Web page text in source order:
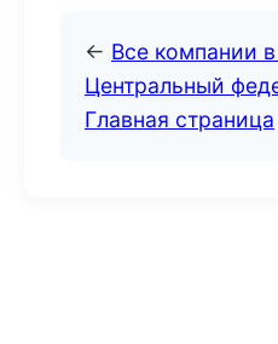
← Все компании
Центральный
Главная страница